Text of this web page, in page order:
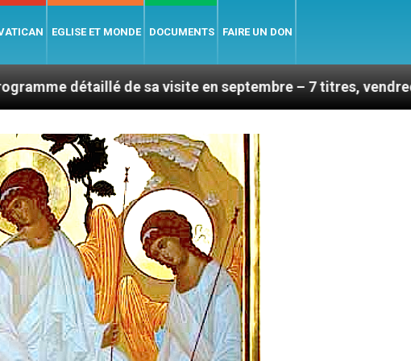
EGLISE ET MONDE DOCUMENTS FAIRE UN DON
de sa visite en septembre – 7 titres, vendredi 7 août 2026